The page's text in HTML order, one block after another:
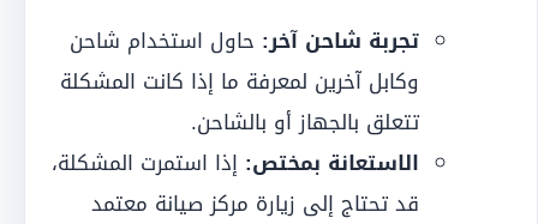
تجربة شاحن آخر: حاول استخدام شاحن
وكابل آخرين لمعرفة ما إذا كانت المشكلة
تتعلق بالجهاز أو بالشاحن.
الاستعانة بمختص: إذا استمرت المشكلة،
قد تحتاج إلى زيارة مركز صيانة معتمد